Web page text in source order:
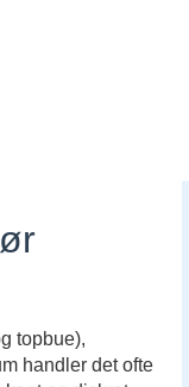
topbue),
handler det ofte